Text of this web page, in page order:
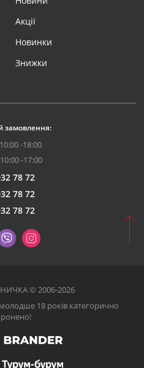
Акції
Новинки
Знижки
-18:00
-17:00
78 72
78 72
78 72
© 2006-2026
18 років категорично